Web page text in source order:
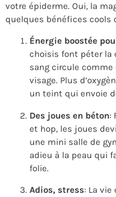
votre épiderme. Oui, la
quelques bénéfices cools
Énergie boostée
choisis font péter la
sang circule
visage. Plus
un teint qui envoie
Des joues en béton:
et hop, les joues
une mini salle de
adieu à la peau qui
folie.
Adios, stress: La